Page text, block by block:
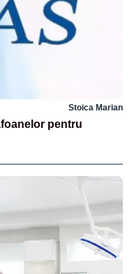
Stoica Marian
pentru